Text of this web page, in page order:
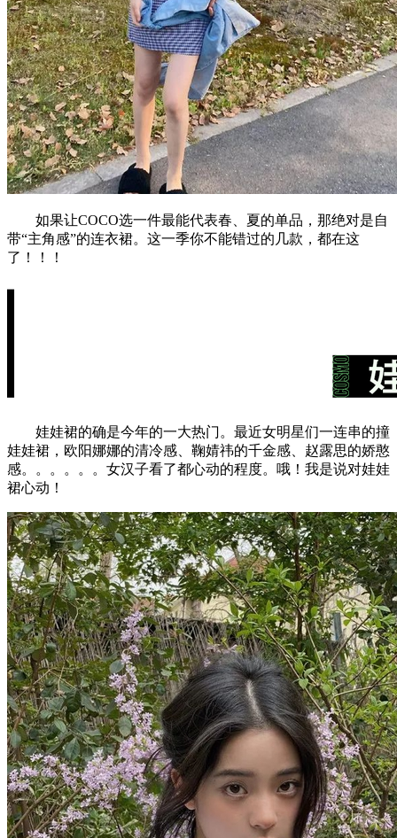
如果让COCO选一件最能代表春、夏的单品，那绝对是自
带“主角感”的连衣裙。这一季你不能错过的几款，都在这
了！！！
娃娃裙的确是今年的一大热门。最近女明星们一连串的撞
娃娃裙，欧阳娜娜的清冷感、鞠婧祎的千金感、赵露思的娇憨
感。。。。。。女汉子看了都心动的程度。哦！我是说对娃娃
裙心动！